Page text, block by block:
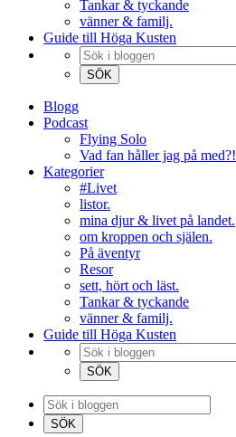
Tankar & tyckande
vänner & familj.
Guide till Höga Kusten
Blogg
Podcast
Flying Solo
Vad fan håller jag på med?!
Kategorier
#Livet
listor.
mina djur & livet på landet.
om kroppen och själen.
På äventyr
Resor
sett, hört och läst.
Tankar & tyckande
vänner & familj.
Guide till Höga Kusten